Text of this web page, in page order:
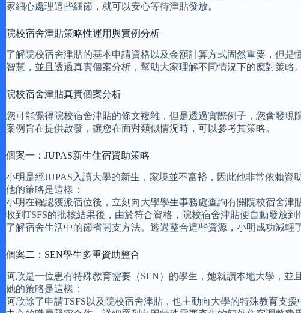
家細心處理這些細節，就可以安心等待津貼發放。
院校宿舍津貼策略性運用與實例分析
了解院校宿舍津貼的基本申請資格以及金額計算方式固然重要，但
智慧，並且透過真實個案分析，幫助大家理解不同情況下的應對策略。
院校宿舍津貼真實個案分析
您可能覺得院校宿舍津貼的條文複雜，但是透過實際例子，您會發
案例旨在提供啟發，讓您在面對類似情況時，可以參考其策略。
個案一：JUPAS新生住宿資助策略
小明是經JUPAS入讀大學的新生，家境並不富裕，因此他非常依賴
他的策略是這樣：
小明在確認獲派宿位後，立刻向大學學生事務處查詢有關院校宿舍
收到TSFS的批核結果後，由於符合資格，院校宿舍津貼便自動發放
了解宿舍生活中的節省開支方法。透過整合這些資源，小明成功減輕
個案二：SEN學生多重資助整合
阿欣是一位患有特殊教育需要（SEN）的學生，她就讀本地大學，
她的策略是這樣：
阿欣除了申請TSFS以及院校宿舍津貼，也主動向大學的特殊教育支